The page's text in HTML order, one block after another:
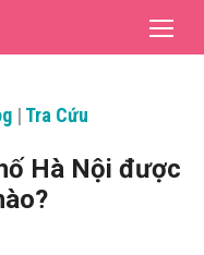
| Tra Cứu
Hà Nội được